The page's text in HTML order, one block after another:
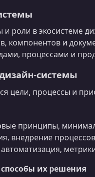
роли в экосистеме
компонентов и
процессами и
цели, процессы и
принципы,
внедрение
их решения